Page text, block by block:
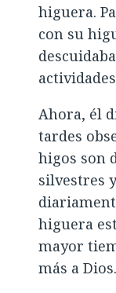
higuera.
con su
Ahora, él
tardes
higos son
silvestres
higuera
mayor
más a Dios.